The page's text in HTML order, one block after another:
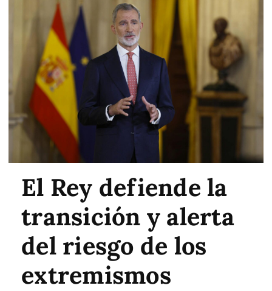
El Rey defiende la
transición y alerta
del riesgo de los
extremismos